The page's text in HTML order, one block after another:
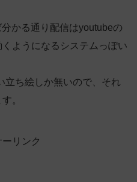
かる通り配信はyoutubeの
ようになるシステムっぽい
立ち絵しか無いので、それ
。
ーリンク